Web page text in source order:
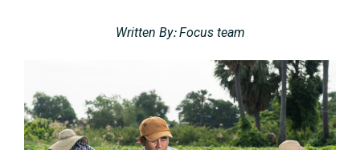
Written By: Focus team